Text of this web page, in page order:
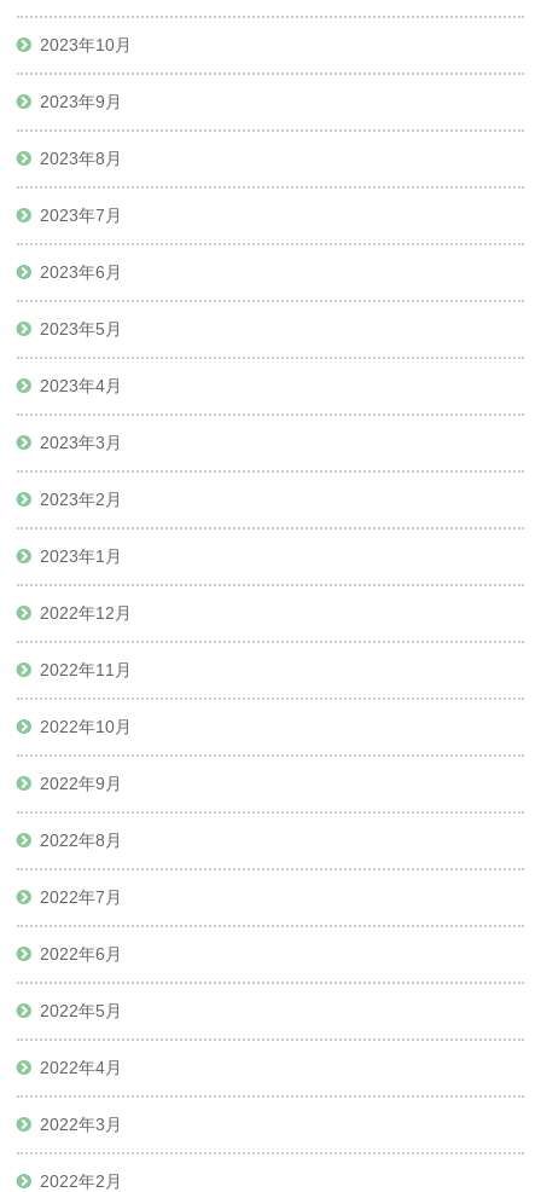
2023年10月
2023年9月
2023年8月
2023年7月
2023年6月
2023年5月
2023年4月
2023年3月
2023年2月
2023年1月
2022年12月
2022年11月
2022年10月
2022年9月
2022年8月
2022年7月
2022年6月
2022年5月
2022年4月
2022年3月
2022年2月